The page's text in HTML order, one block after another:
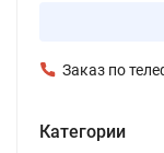
Заказ по
Категории